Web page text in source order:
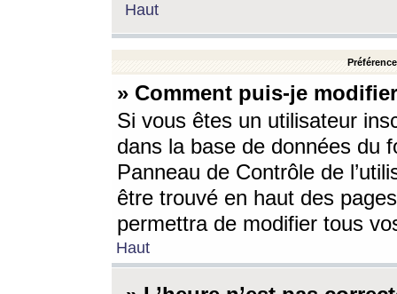
Haut
» Comment puis-je
Si vous êtes un utilisateur
dans la base de données du
Panneau de Contrôle de
être trouvé en haut des
permettra de modifier tous
Haut